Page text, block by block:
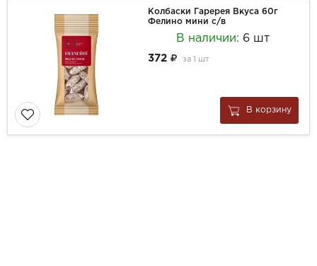
Колбаски Гаререя Вкуса 60г
Фелино мини с/в
В наличии: 6 шт
372 за 1 шт
В корзину